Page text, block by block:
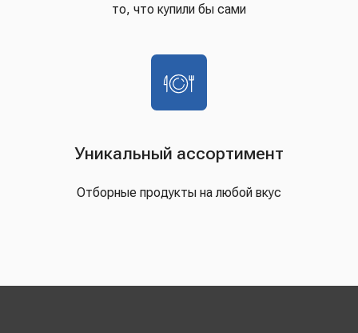
то, что купили бы сами
Уникальный ассортимент
Отборные продукты на любой вкус